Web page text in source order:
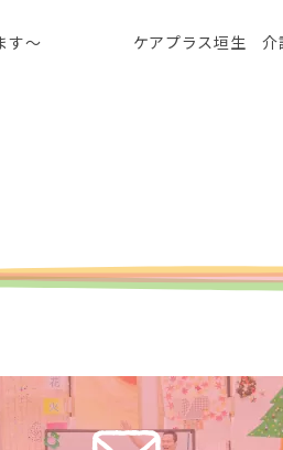
す～
ケアプラス垣生 介